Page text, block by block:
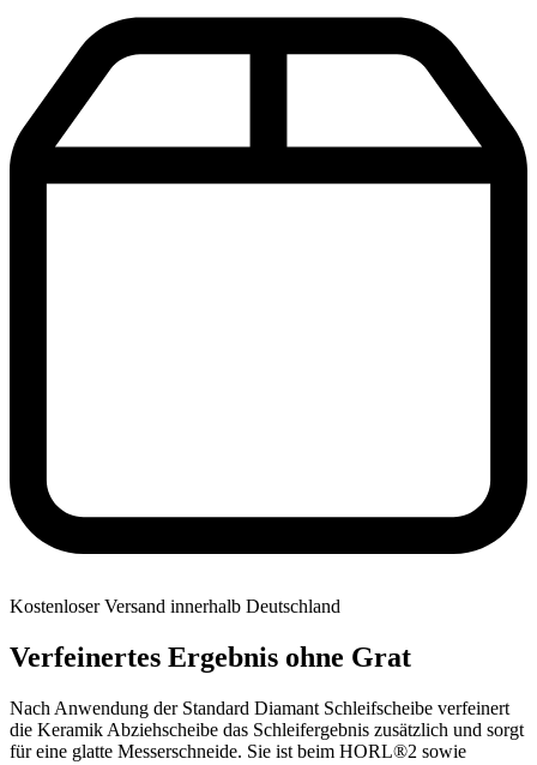
Kostenloser Versand innerhalb Deutschland
Verfeinertes Ergebnis ohne Grat
Nach Anwendung der Standard Diamant Schleifscheibe verfeinert
die Keramik Abziehscheibe das Schleifergebnis zusätzlich und sorgt
für eine glatte Messerschneide. Sie ist beim HORL®2 sowie